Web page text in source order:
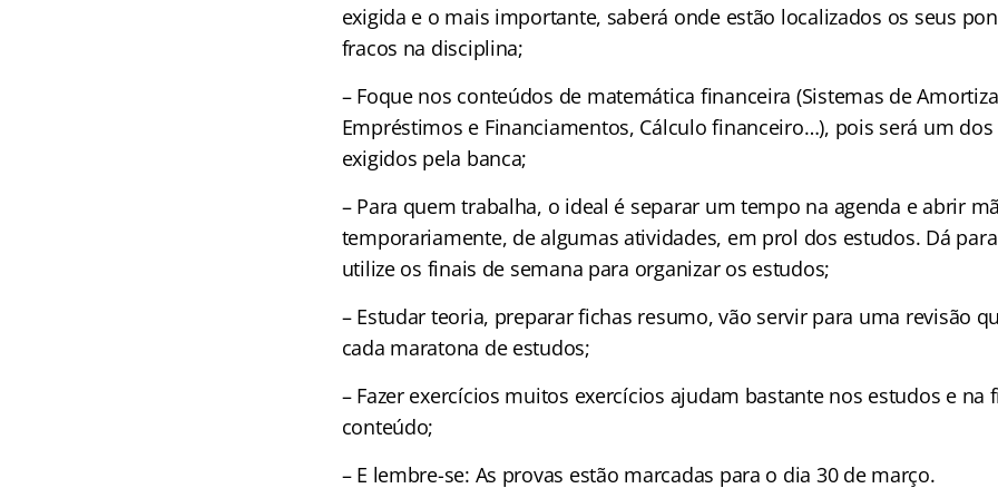
exigida e o mais importante, saberá onde estão localizados os seus
fracos na disciplina;
– Foque nos conteúdos de matemática financeira (Sistemas de
Empréstimos e Financiamentos, Cálculo financeiro…), pois será um
exigidos pela banca;
– Para quem trabalha, o ideal é separar um tempo na agenda e abrir
temporariamente, de algumas atividades, em prol dos estudos. Dá
utilize os finais de semana para organizar os estudos;
– Estudar teoria, preparar fichas resumo, vão servir para uma revisão
cada maratona de estudos;
– Fazer exercícios muitos exercícios ajudam bastante nos estudos e na
conteúdo;
– E lembre-se: As provas estão marcadas para o dia 30 de março.